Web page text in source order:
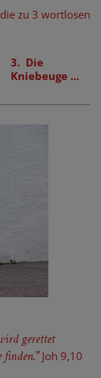
zu 3 wortlosen
3. Die
Kniebeuge ...
gerettet
finden."Joh 9,10